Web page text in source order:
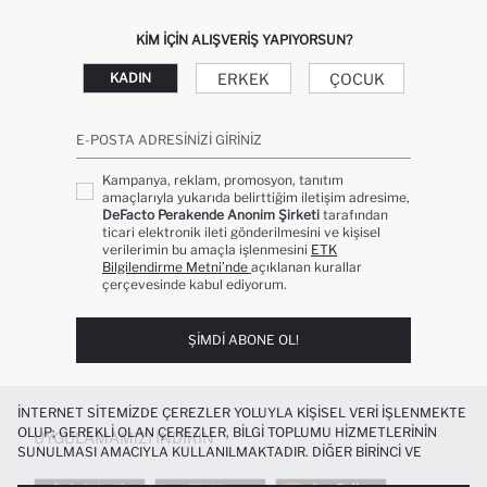
KIM IÇIN ALIŞVERIŞ YAPIYORSUN?
KADIN ERKEK ÇOCUK
E-POSTA ADRESINIZI GIRINIZ
Kampanya, reklam, promosyon, tanıtım
amaçlarıyla yukarıda belirttiğim iletişim adresime,
DeFacto Perakende Anonim Şirketi tarafından
ticari elektronik ileti gönderilmesini ve kişisel
verilerimin bu amaçla işlenmesini ETK
Bilgilendirme Metni’nde açıklanan kurallar
çerçevesinde kabul ediyorum.
ŞIMDI ABONE OL!
UYGULAMAMIZI İNDIRIN
İNTERNET SITEMIZDE ÇEREZLER YOLUYLA KIŞISEL VERI IŞLENMEKTE
OLUP; GEREKLI OLAN ÇEREZLER, BILGI TOPLUMU HIZMETLERININ
SUNULMASI AMACIYLA KULLANILMAKTADIR. DIĞER BIRINCI VE